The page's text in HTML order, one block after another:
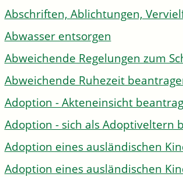
Abschriften, Ablichtungen,
Abwasser entsorgen
Abweichende Regelungen zum
Abweichende Ruhezeit
Adoption - Akteneinsicht
Adoption - sich als Adoptiveltern
Adoption eines ausländischen
Adoption eines ausländischen